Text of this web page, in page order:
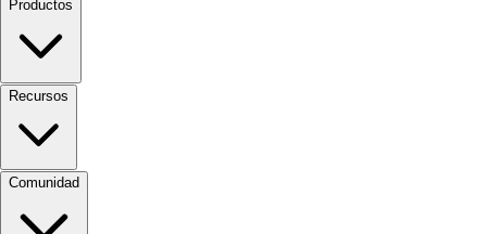
Productos
Recursos
Comunidad